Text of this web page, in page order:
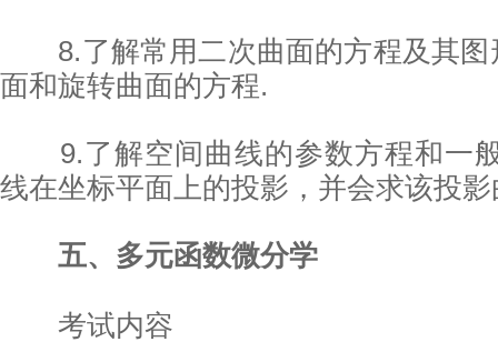
8.了解常用二次曲面的方程及其图
面和旋转曲面的方程.
9.了解空间曲线的参数方程和一
线在坐标平面上的投影，并会求该投
五、多元函数微分学
考试内容